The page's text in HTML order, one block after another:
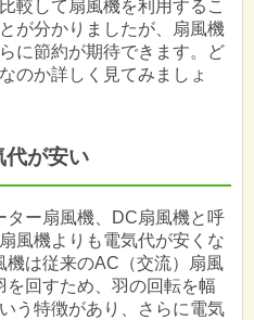
較して扇風機を利用するこ
が分かりましたが、扇風機
に節約が期待できます。ど
のか詳しく見てみましょ
代が安い
ー扇風機、DC扇風機と呼
風機よりも電気代が安くな
機は従来のAC（交流）扇風
回すため、羽の回転を幅
う特徴があり、さらに電気